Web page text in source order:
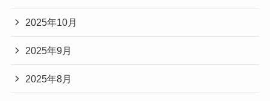
2025年10月
2025年9月
2025年8月